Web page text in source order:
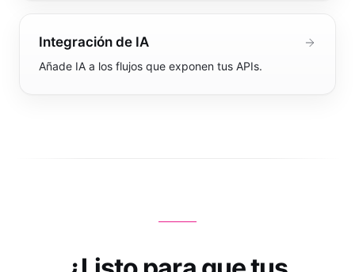
Integración de IA
Añade IA a los flujos que exponen tus APIs.